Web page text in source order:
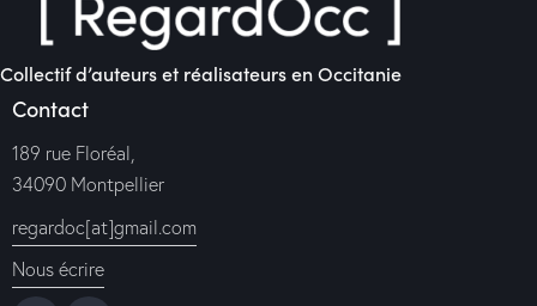
Collectif d’auteurs et réalisateurs en Occitanie
Contact
189 rue Floréal,
34090 Montpellier
regardoc[at]gmail.com
Nous écrire